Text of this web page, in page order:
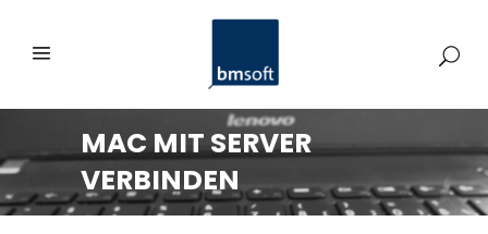
MAC MIT SERVER
VERBINDEN